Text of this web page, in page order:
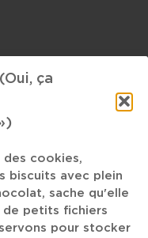
ça
cookies,
biscuits avec plein
sache qu'elle
petits fichiers
pour stocker
Old-school
Hassle 320V
monde de merde